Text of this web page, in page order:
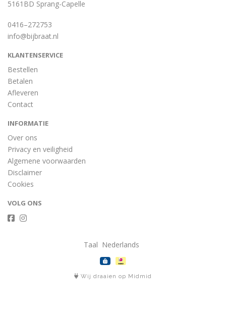
5161BD Sprang-Capelle
0416–272753
info@bijbraat.nl
KLANTENSERVICE
Bestellen
Betalen
Afleveren
Contact
INFORMATIE
Over ons
Privacy en veiligheid
Algemene voorwaarden
Disclaimer
Cookies
VOLG ONS
Taal
Wij draaien op Midmid